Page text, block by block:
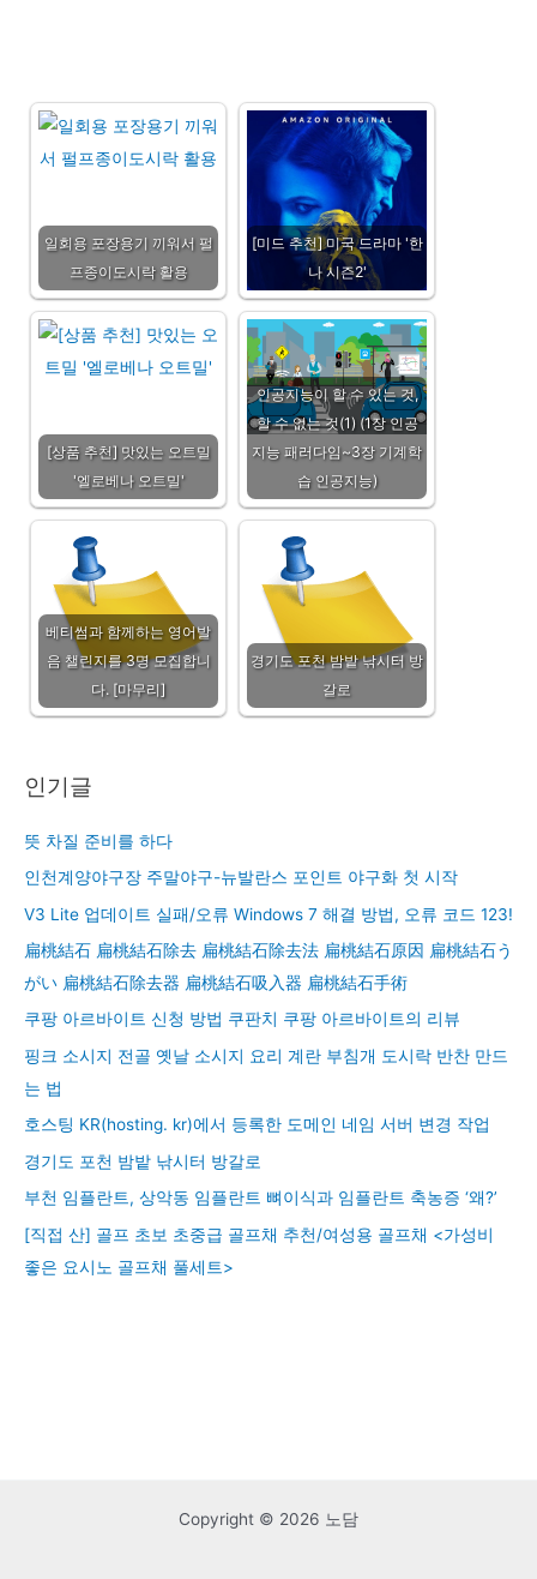
일회용 포장용기 끼워서 펄
프종이도시락 활용
[미드 추천] 미국 드라마 '한
나 시즌2'
[상품 추천] 맛있는 오트밀
'엘로베나 오트밀'
인공지능이 할 수 있는 것,
할 수 없는 것(1) (1장 인공
지능 패러다임~3장 기계학
습 인공지능)
베티썸과 함께하는 영어발
음 챌린지를 3명 모집합니
다. [마무리]
경기도 포천 밤밭 낚시터 방
갈로
인기글
뜻 차질 준비를 하다
인천계양야구장 주말야구-뉴발란스 포인트 야구화 첫 시작
V3 Lite 업데이트 실패/오류 Windows 7 해결 방법, 오류 코드 123!
扁桃結石 扁桃結石除去 扁桃結石除去法 扁桃結石原因 扁桃結石う
がい 扁桃結石除去器 扁桃結石吸入器 扁桃結石手術
쿠팡 아르바이트 신청 방법 쿠판치 쿠팡 아르바이트의 리뷰
핑크 소시지 전골 옛날 소시지 요리 계란 부침개 도시락 반찬 만드
는 법
호스팅 KR(hosting. kr)에서 등록한 도메인 네임 서버 변경 작업
경기도 포천 밤밭 낚시터 방갈로
부천 임플란트, 상악동 임플란트 뼈이식과 임플란트 축농증 ‘왜?’
[직접 산] 골프 초보 초중급 골프채 추천/여성용 골프채 <가성비
좋은 요시노 골프채 풀세트>
Copyright © 2026 노담